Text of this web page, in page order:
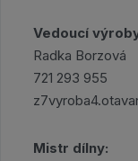
Vedoucí
Radka Borzová
721 293 955
Mistr dílny: